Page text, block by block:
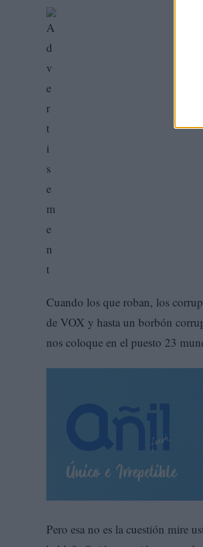
Cuando los que roban, los
de VOX y hasta un borbón
nos coloque en el puesto 23
Pero esa no es la cuestión mire